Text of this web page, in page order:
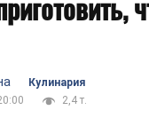
Кулинария
2,4 т.